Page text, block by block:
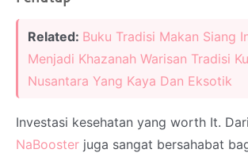
Related: Buku Tradisi Makan Siang
Menjadi Khazanah Warisan Tradisi
Nusantara Yang Kaya Dan Eksotik
Investasi kesehatan yang worth It.
NaBooster juga sangat bersahabat